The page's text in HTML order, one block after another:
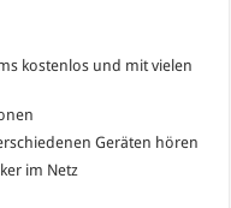
kostenlos und mit vielen
Geräten hören
im Netz